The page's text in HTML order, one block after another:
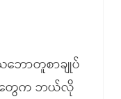
ောတူစာချုပ်
င်တွေက ဘယ်လို